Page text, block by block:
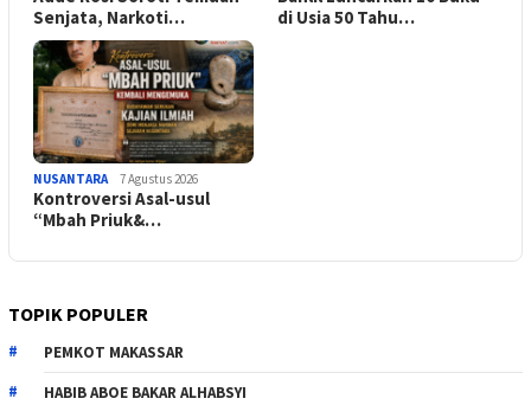
Senjata, Narkoti…
di Usia 50 Tahu…
NUSANTARA 7 Agustus 2026
Kontroversi Asal-usul
“Mbah Priuk&…
TOPIK POPULER
PEMKOT MAKASSAR
HABIB ABOE BAKAR ALHABSYI